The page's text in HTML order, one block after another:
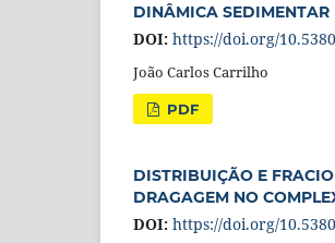
DINÂMICA
DOI: https://doi.org/
João Carlos Carrilho
PDF
DISTRIBUIÇÃO E
DRAGAGEM NO
DOI: https://doi.org/